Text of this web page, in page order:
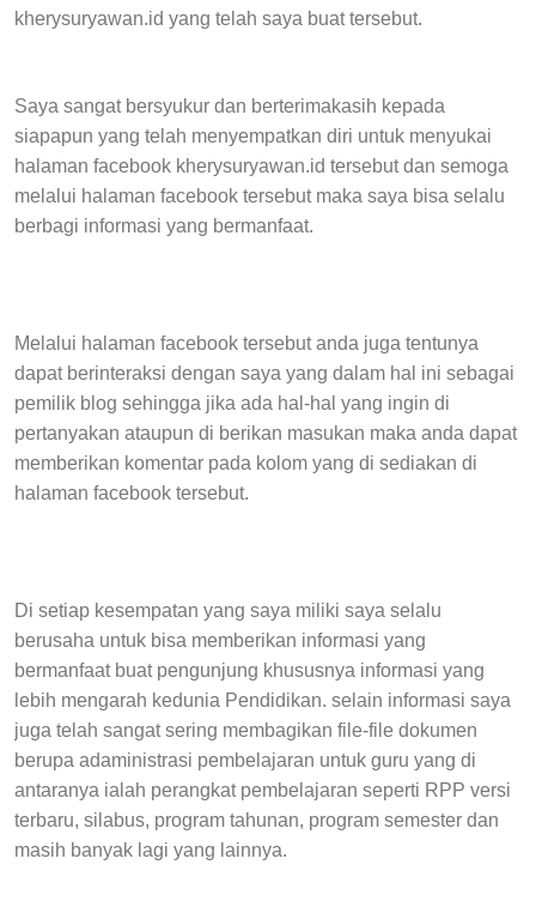
kherysuryawan.id yang telah saya buat tersebut.
Saya sangat bersyukur dan berterimakasih kepada
siapapun yang telah menyempatkan diri untuk menyukai
halaman facebook kherysuryawan.id tersebut dan semoga
melalui halaman facebook tersebut maka saya bisa selalu
berbagi informasi yang bermanfaat.
Melalui halaman facebook tersebut anda juga tentunya
dapat berinteraksi dengan saya yang dalam hal ini sebagai
pemilik blog sehingga jika ada hal-hal yang ingin di
pertanyakan ataupun di berikan masukan maka anda dapat
memberikan komentar pada kolom yang di sediakan di
halaman facebook tersebut.
Di setiap kesempatan yang saya miliki saya selalu
berusaha untuk bisa memberikan informasi yang
bermanfaat buat pengunjung khususnya informasi yang
lebih mengarah kedunia Pendidikan. selain informasi saya
juga telah sangat sering membagikan file-file dokumen
berupa adaministrasi pembelajaran untuk guru yang di
antaranya ialah perangkat pembelajaran seperti RPP versi
terbaru, silabus, program tahunan, program semester dan
masih banyak lagi yang lainnya.